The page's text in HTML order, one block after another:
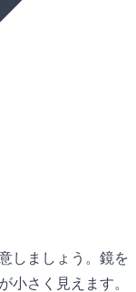
しましょう。鏡を
小さく見えます。